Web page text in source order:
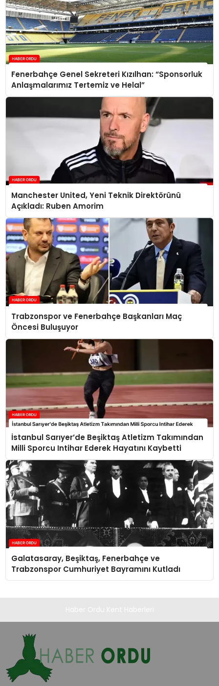
Fenerbahçe Genel Sekreteri Kızılhan: “Sponsorluk
Anlaşmalarımız Tertemiz ve Helal”
Manchester United, Yeni Teknik Direktörünü
Açıkladı: Ruben Amorim
Trabzonspor ve Fenerbahçe Başkanları Maç
Öncesi Buluşuyor
İstanbul Sarıyer’de Beşiktaş Atletizm Takımından
Milli Sporcu Intihar Ederek Hayatını Kaybetti
Galatasaray, Beşiktaş, Fenerbahçe ve
Trabzonspor Cumhuriyet Bayramını Kutladı